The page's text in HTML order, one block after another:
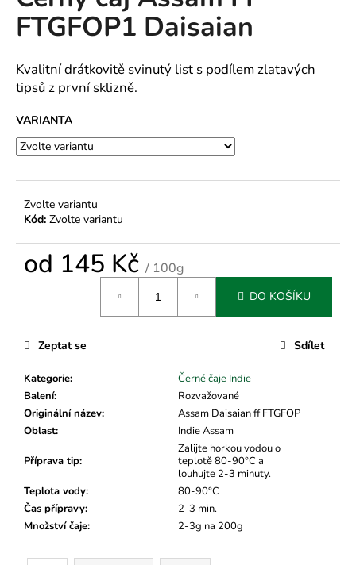
0,0
z
hvězdiček.
FTGFOP1 Daisaian
Kvalitní drátkovitě svinutý list s podílem zlatavých
tipsů z první sklizně.
VARIANTA
Zvolte variantu
Kód: Zvolte variantu
od 145 Kč / 100g
DO KOŠÍKU
Kategorie:
Černé čaje Indie
Balení:
Rozvažované
Originální název:
Assam Daisaian ff FTGFOP
Oblast: Indie Assam
Příprava tip:
Zalijte horkou vodou o
teplotě 80-90°C a
louhujte 2-3 minuty.
Teplota vody:
80-90°C
Čas přípravy:
2-3 min.
Množství čaje: 2-3g na 200g
Zeptat se Sdílet
a
j
í
t
HLEDAT
o
r
u
u
e
m